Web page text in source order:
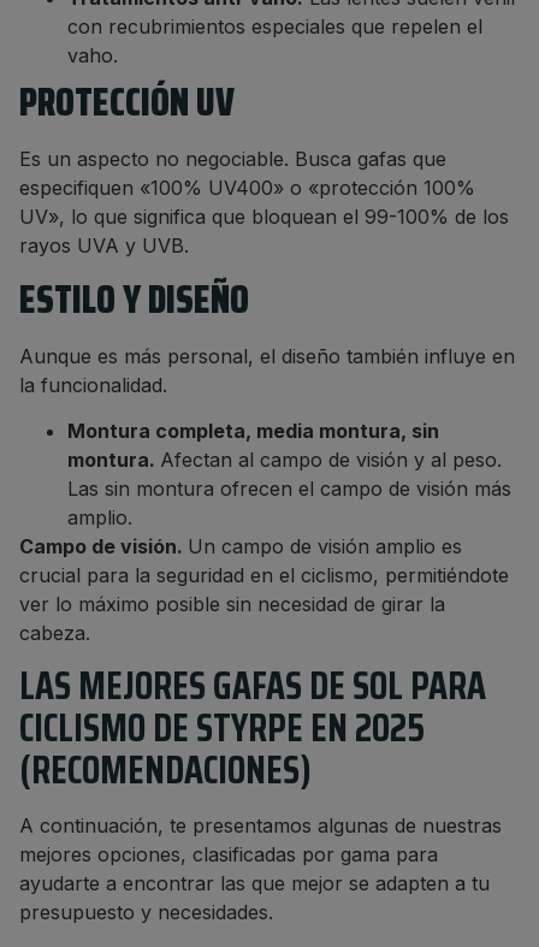
con recubrimientos especiales que repelen el
vaho.
PROTECCIÓN UV
Es un aspecto no negociable. Busca gafas que
especifiquen «100% UV400» o «protección 100%
UV», lo que significa que bloquean el 99-100% de los
rayos UVA y UVB.
ESTILO Y DISEÑO
Aunque es más personal, el diseño también influye en
la funcionalidad.
Montura completa, media montura, sin
montura. Afectan al campo de visión y al peso.
Las sin montura ofrecen el campo de visión más
amplio.
Campo de visión. Un campo de visión amplio es
crucial para la seguridad en el ciclismo, permitiéndote
ver lo máximo posible sin necesidad de girar la
cabeza.
LAS MEJORES GAFAS DE SOL PARA
CICLISMO DE STYRPE EN 2025
(RECOMENDACIONES)
A continuación, te presentamos algunas de nuestras
mejores opciones, clasificadas por gama para
ayudarte a encontrar las que mejor se adapten a tu
presupuesto y necesidades.